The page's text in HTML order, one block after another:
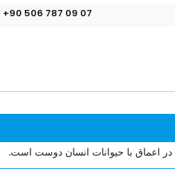
+90 506 787 09 07
در اعماق با حیوانات انسان دوست است.